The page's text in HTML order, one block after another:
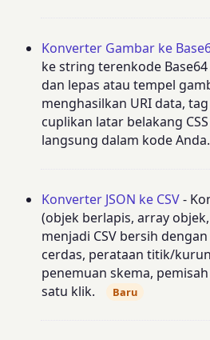
Konverter Gambar ke
ke string terenkode
dan lepas atau tempel
menghasilkan URI data,
cuplikan latar belakang
langsung dalam kode Anda.
Konverter JSON ke CSV-
(objek berlapis, array
menjadi CSV bersih
cerdas, perataan titik/
penemuan skema,
satu klik.
Baru